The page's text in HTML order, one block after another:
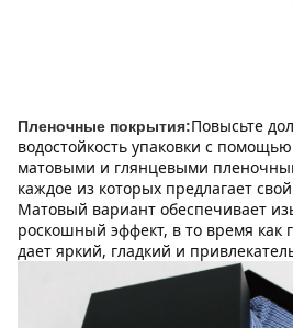
Пленочные покрытия:Повысьте
водостойкость упаковки с
матовыми и глянцевыми
каждое из которых предлагает
Матовый вариант обеспечивает
роскошный эффект, в то время как
дает яркий, гладкий и